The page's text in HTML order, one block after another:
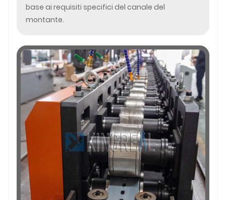
base ai requisiti specifici del canale del
montante.